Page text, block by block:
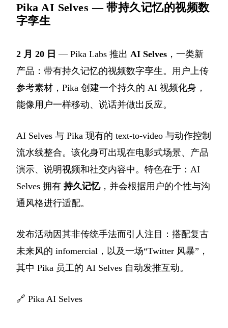
Pika AI Selves — 带持久记忆的视频数
字孪生
2 月 20 日 — Pika Labs 推出 AI Selves ，一类新
产品：带有持久记忆的视频数字孪生。用户上传
参考素材，Pika 创建一个持久的 AI 视频化身，
能像用户一样移动、说话并做出反应。
AI Selves 与 Pika 现有的 text-to-video 与动作控制
流水线整合。该化身可出现在电影式场景、产品
演示、说明视频和社交内容中。特色在于：AI
Selves 拥有 持久记忆，并会根据用户的个性与沟
通风格进行适配。
发布活动因其非传统手法而引人注目：搭配复古
未来风的 infomercial，以及一场“Twitter 风暴”，
其中 Pika 员工的 AI Selves 自动发推互动。
🔗 Pika AI Selves